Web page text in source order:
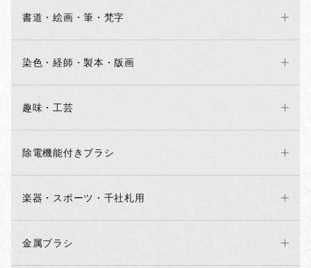
書道・絵画・筆・梵字
染色・経師・製本・版画
趣味・工芸
除電機能付きブラシ
楽器・スポーツ・千社札用
金属ブラシ